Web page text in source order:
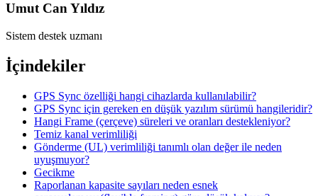
Umut Can Yıldız
Sistem destek uzmanı
İçindekiler
GPS Sync özelliği hangi cihazlarda kullanılabilir?
GPS Sync için gereken en düşük yazılım sürümü hangileridir?
Hangi Frame (çerçeve) süreleri ve oranları destekleniyor?
Temiz kanal verimliliği
Gönderme (UL) verimliliği tanımlı olan değer ile neden
uyuşmuyor?
Gecikme
Raporlanan kapasite sayıları neden esnek